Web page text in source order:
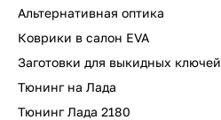
Альтернативная оптика
Коврики в салон EVA
Заготовки для выкидных ключей
Тюнинг на Лада
Тюнинг Лада 2180